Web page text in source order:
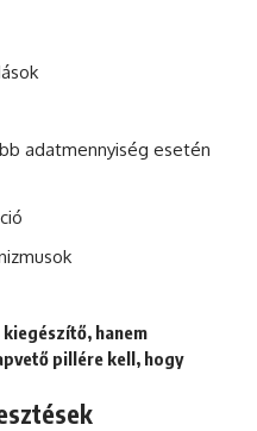
adatmennyiség esetén
hanem
pillére kell, hogy